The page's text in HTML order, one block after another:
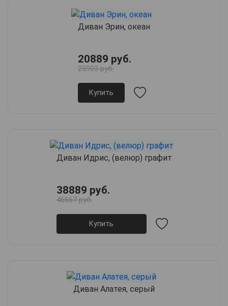
Диван Эрин, океан
20889 руб.
25903 руб.
Купить
Диван Идрис, (велюр) графит
38889 руб.
46667 руб.
Купить
Диван Алатея, серый